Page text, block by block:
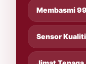
Membasmi
Sensor